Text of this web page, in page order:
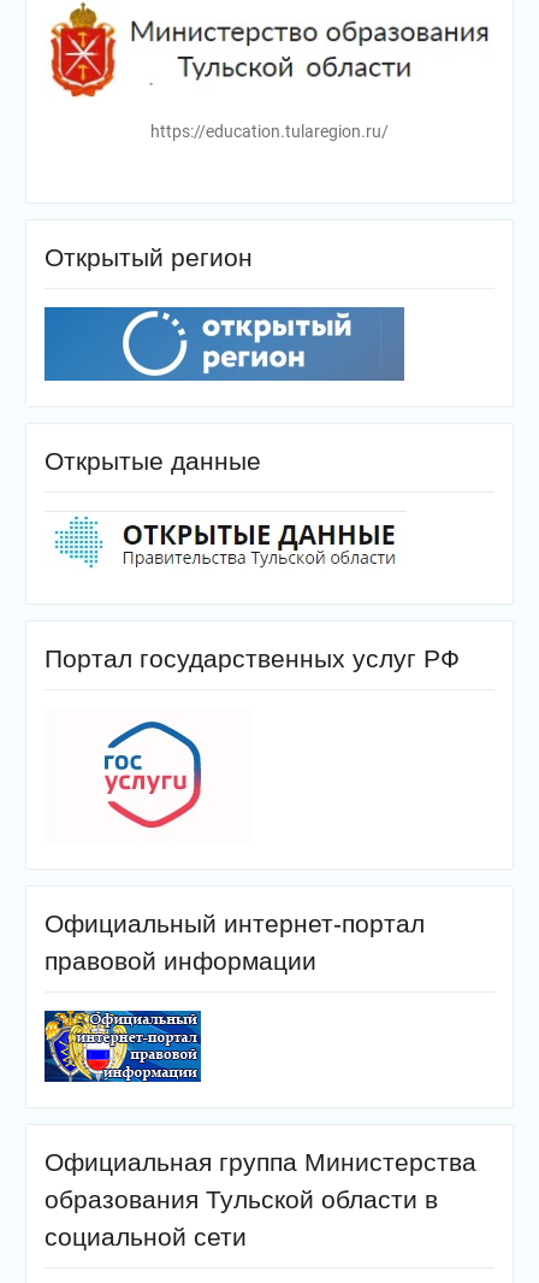
https://education.tularegion.ru/
Открытый регион
Открытые данные
Портал государственных услуг РФ
Официальный интернет-портал
правовой информации
Официальная группа Министерства
образования Тульской области в
социальной сети